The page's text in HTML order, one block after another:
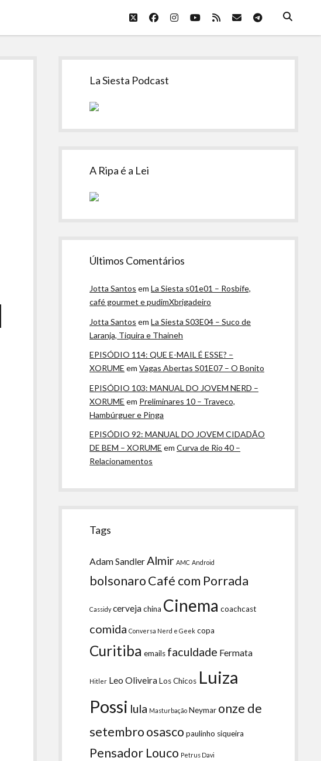
twitterfacebookinstagram
youtube
rss emailtelegram
Sidebar
La Siesta Podcast
A Ripa é a Lei
Últimos Comentários
Jotta Santos emLa Siesta s01e01 – Rosbife,
café gourmet e pudimXbrigadeiro
Jotta Santos emLa Siesta S03E04 – Suco de
Laranja, Tiquira e Thaineh
EPISÓDIO 114: QUE E-MAIL É ESSE? –
XORUME emVagas Abertas S01E07 – O Bonito
EPISÓDIO 103: MANUAL DO JOVEM NERD –
XORUME em Preliminares 10 – Traveco,
Hambúrguer e Pinga
EPISÓDIO 92: MANUAL DO JOVEM CIDADÃO
DE BEM – XORUME emCurva de Rio 40 –
Relacionamentos
Tags
Adam Sandler Almir AMC Android
bolsonaroCafé com Porrada
Cassidy cervejachina Cinema coachcast
comida Conversa Nerd e Geek copa
Curitiba emails faculdade Fermata
Hitler Leo OliveiraLos Chicos Luiza
Possi lula Masturbação Neymar onze de
setembroosasco paulinho siqueira
Pensador Louco Petrus Davi